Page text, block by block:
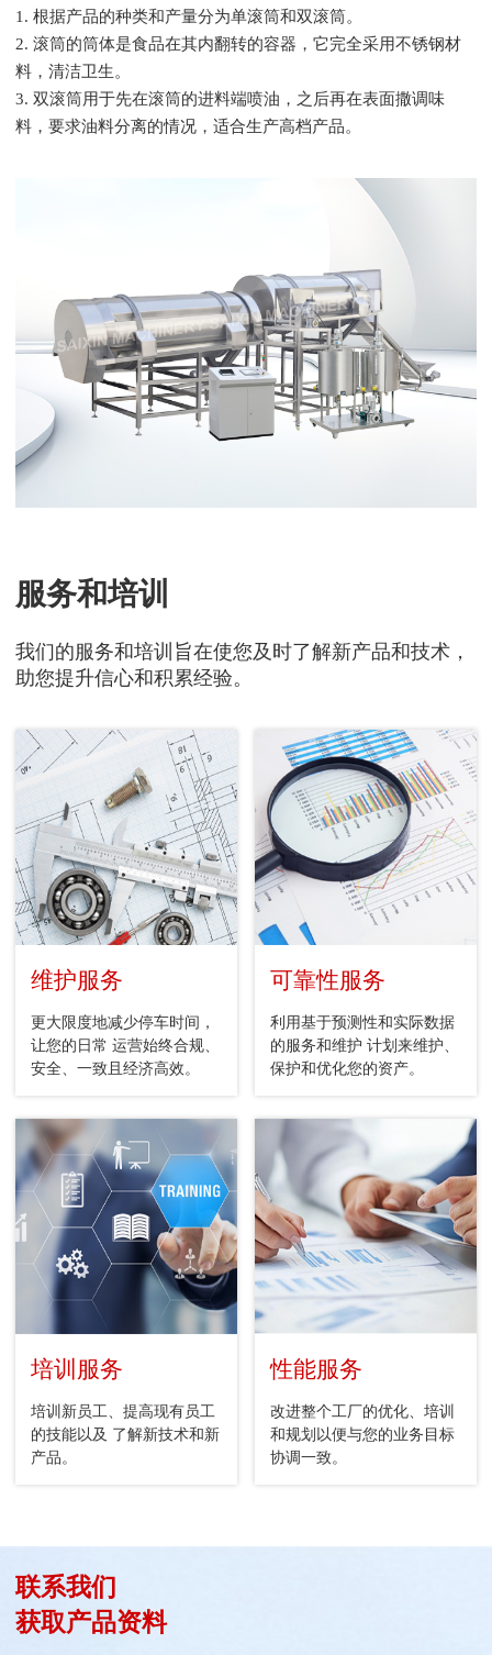
1. 根据产品的种类和产量分为单滚筒和双滚筒。
2. 滚筒的筒体是食品在其内翻转的容器，它完全采用不锈钢材
料，清洁卫生。
3. 双滚筒用于先在滚筒的进料端喷油，之后再在表面撒调味
料，要求油料分离的情况，适合生产高档产品。
服务和培训
我们的服务和培训旨在使您及时了解新产品和技术，
助您提升信心和积累经验。
维护服务
更大限度地减少停车时间，
让您的日常 运营始终合规、
安全、一致且经济高效。
可靠性服务
利用基于预测性和实际数据
的服务和维护 计划来维护、
保护和优化您的资产。
培训服务
培训新员工、提高现有员工
的技能以及 了解新技术和新
产品。
性能服务
改进整个工厂的优化、培训
和规划以便与您的业务目标
协调一致。
联系我们
获取产品资料